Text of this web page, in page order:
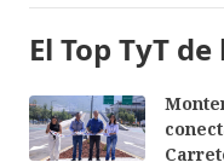
El Top TyT